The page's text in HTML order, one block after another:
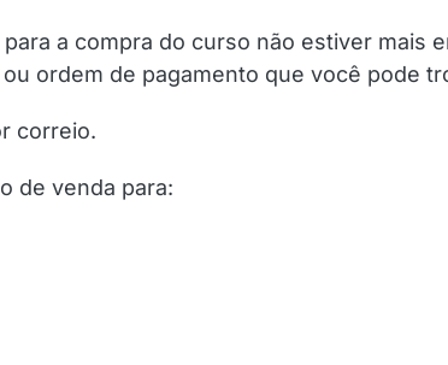
a compra do curso não estiver
ordem de pagamento que você pode
correio.
de venda para: